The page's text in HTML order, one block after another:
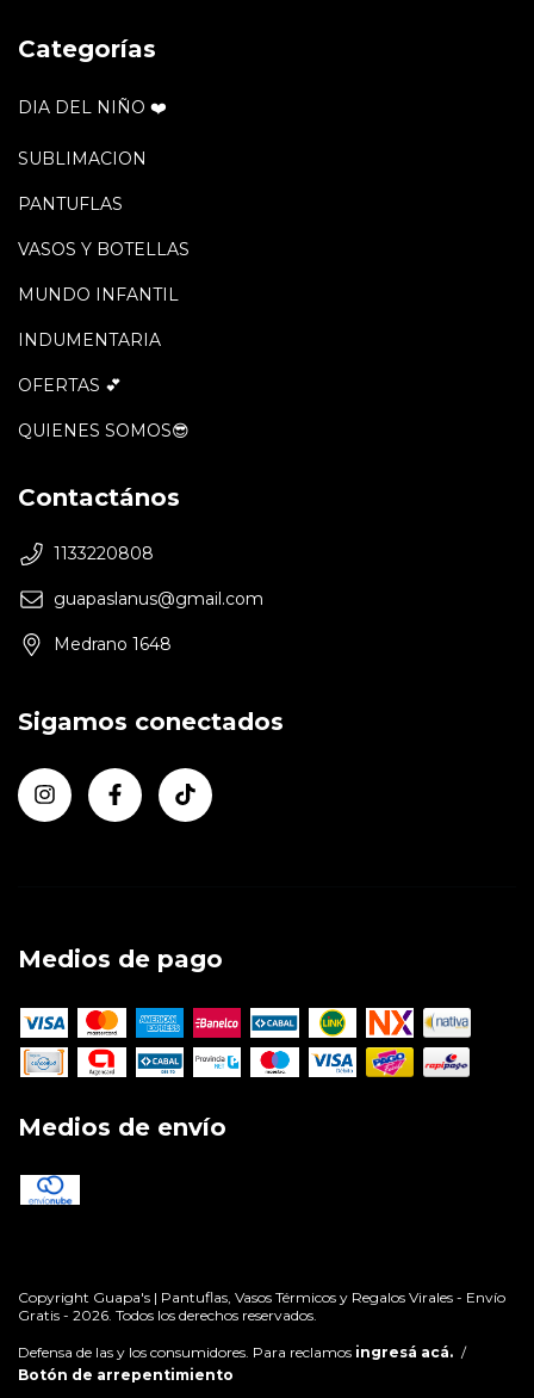
Categorías
DIA DEL NIÑO ❤️
SUBLIMACION
PANTUFLAS
VASOS Y BOTELLAS
MUNDO INFANTIL
INDUMENTARIA
OFERTAS 💕
QUIENES SOMOS😎
Contactános
1133220808
guapaslanus@gmail.com
Medrano 1648
Sigamos conectados
Medios de pago
Medios de envío
Copyright Guapa's | Pantuflas, Vasos Térmicos y Regalos Virales - Envío
Gratis - 2026. Todos los derechos reservados.
Defensa de las y los consumidores. Para reclamos ingresá acá. /
Botón de arrepentimiento